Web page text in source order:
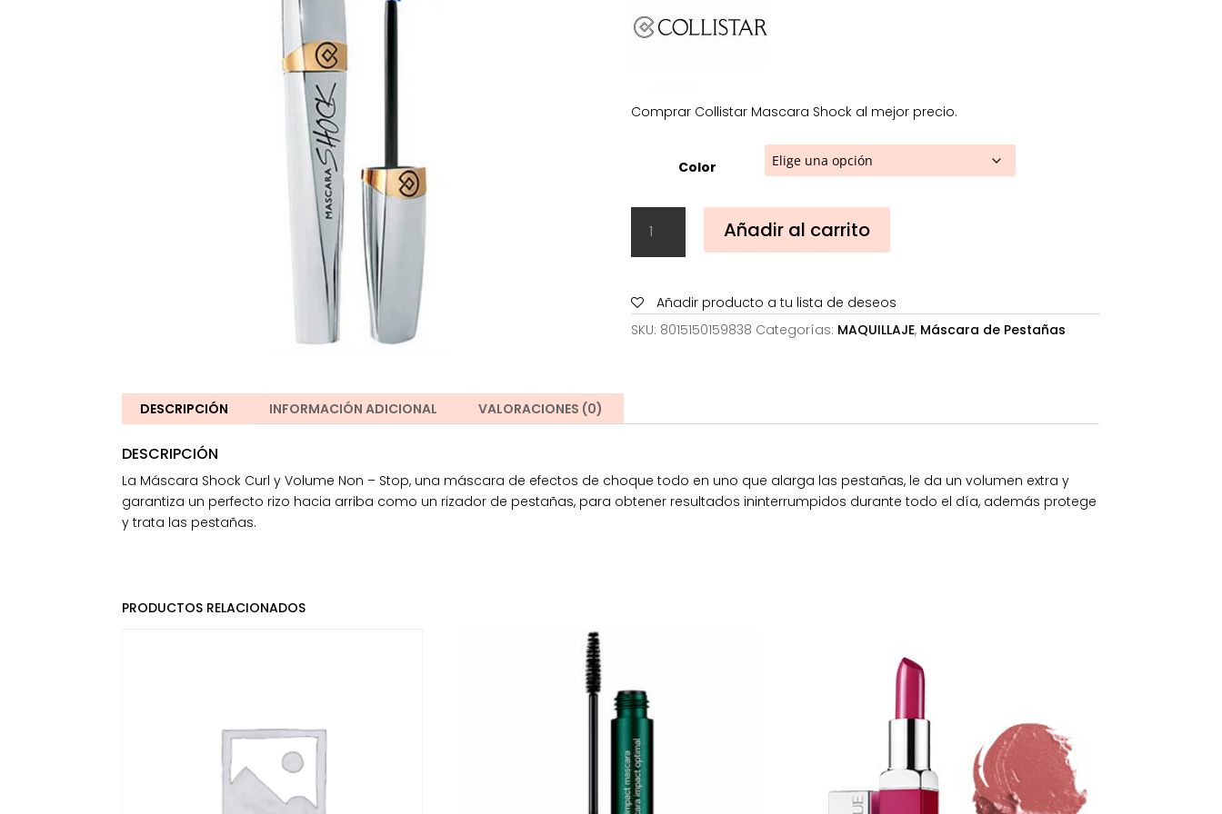
30,50€.
Comprar Collistar Mascara Shock al mejor precio.
Color
Mascara
Shock
Añadir al carrito
Añadir producto a tu lista de deseos
SKU: 8015150159838 Categorías: MAQUILLAJE, Máscara de Pestañas
DESCRIPCIÓN INFORMACIÓN ADICIONAL VALORACIONES (0)
DESCRIPCIÓN
La Máscara Shock Curl y Volume Non – Stop, una máscara de efectos de choque todo en uno que alarga las pestañas, le da un volumen extra y
garantiza un perfecto rizo hacia arriba como un rizador de pestañas, para obtener resultados ininterrumpidos durante todo el día, además protege
y trata las pestañas.
PRODUCTOS RELACIONADOS